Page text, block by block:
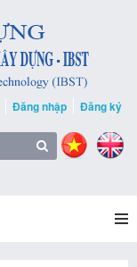
Đăng nhập Đăng ký